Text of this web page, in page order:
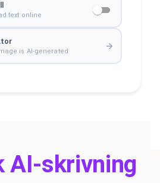
text online
is AI-generated
AI-skrivning